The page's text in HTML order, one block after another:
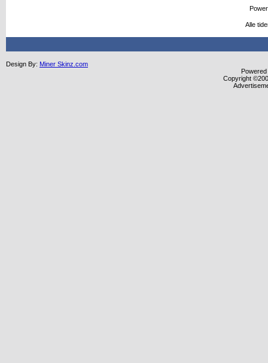
Alle
Design By: Miner Skinz.com
Copyright